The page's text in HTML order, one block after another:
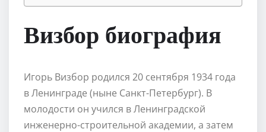
Визбор биография
Игорь Визбор родился 20 сентября 1934 года
в Ленинграде (ныне Санкт-Петербург). В
молодости он учился в Ленинградской
инженерно-строительной академии, а затем